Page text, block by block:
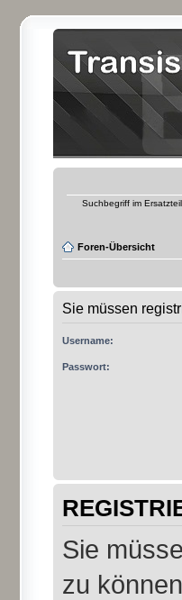
Suchbegriff im
Foren-Übersicht
Sie müssen
Username:
Passwort:
Sie
zu